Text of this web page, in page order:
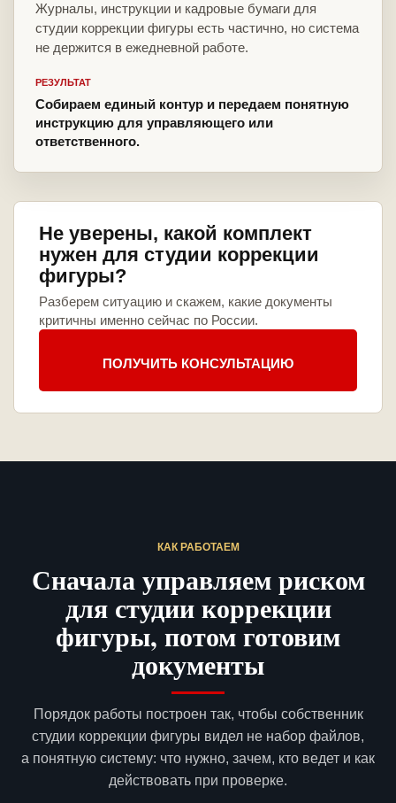
Журналы, инструкции и кадровые бумаги для
студии коррекции фигуры есть частично, но система
не держится в ежедневной работе.
РЕЗУЛЬТАТ
Собираем единый контур и передаем понятную
инструкцию для управляющего или
ответственного.
Не уверены, какой комплект
нужен для студии коррекции
фигуры?
Разберем ситуацию и скажем, какие документы
критичны именно сейчас по России.
ПОЛУЧИТЬ КОНСУЛЬТАЦИЮ
КАК РАБОТАЕМ
Сначала управляем риском
для студии коррекции
фигуры, потом готовим
документы
Порядок работы построен так, чтобы собственник
студии коррекции фигуры видел не набор файлов,
а понятную систему: что нужно, зачем, кто ведет и как
действовать при проверке.